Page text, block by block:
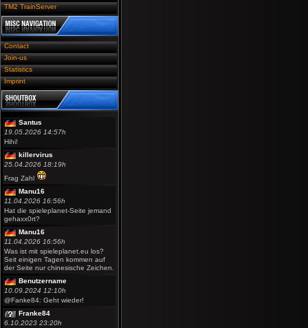
TM2 TrainServer
Contact
Join-us
Statistics
Imprint
Santus
19.05.2026 14:57h
Hihi!
killervirus
25.04.2026 18:19h
Frag Zahl
Manu16
11.04.2026 16:56h
Hat die spieleplanet-Seite jemand
gehaxx0rt?
Manu16
11.04.2026 16:56h
Was ist mit spieleplanet.eu los?
Seit einigen Tagen kommen auf
der Seite nur chinesische Zeichen.
Benutzername
10.09.2024 12:10h
@Fanke84: Geht wieder!
Franke84
6.10.2023 23:20h